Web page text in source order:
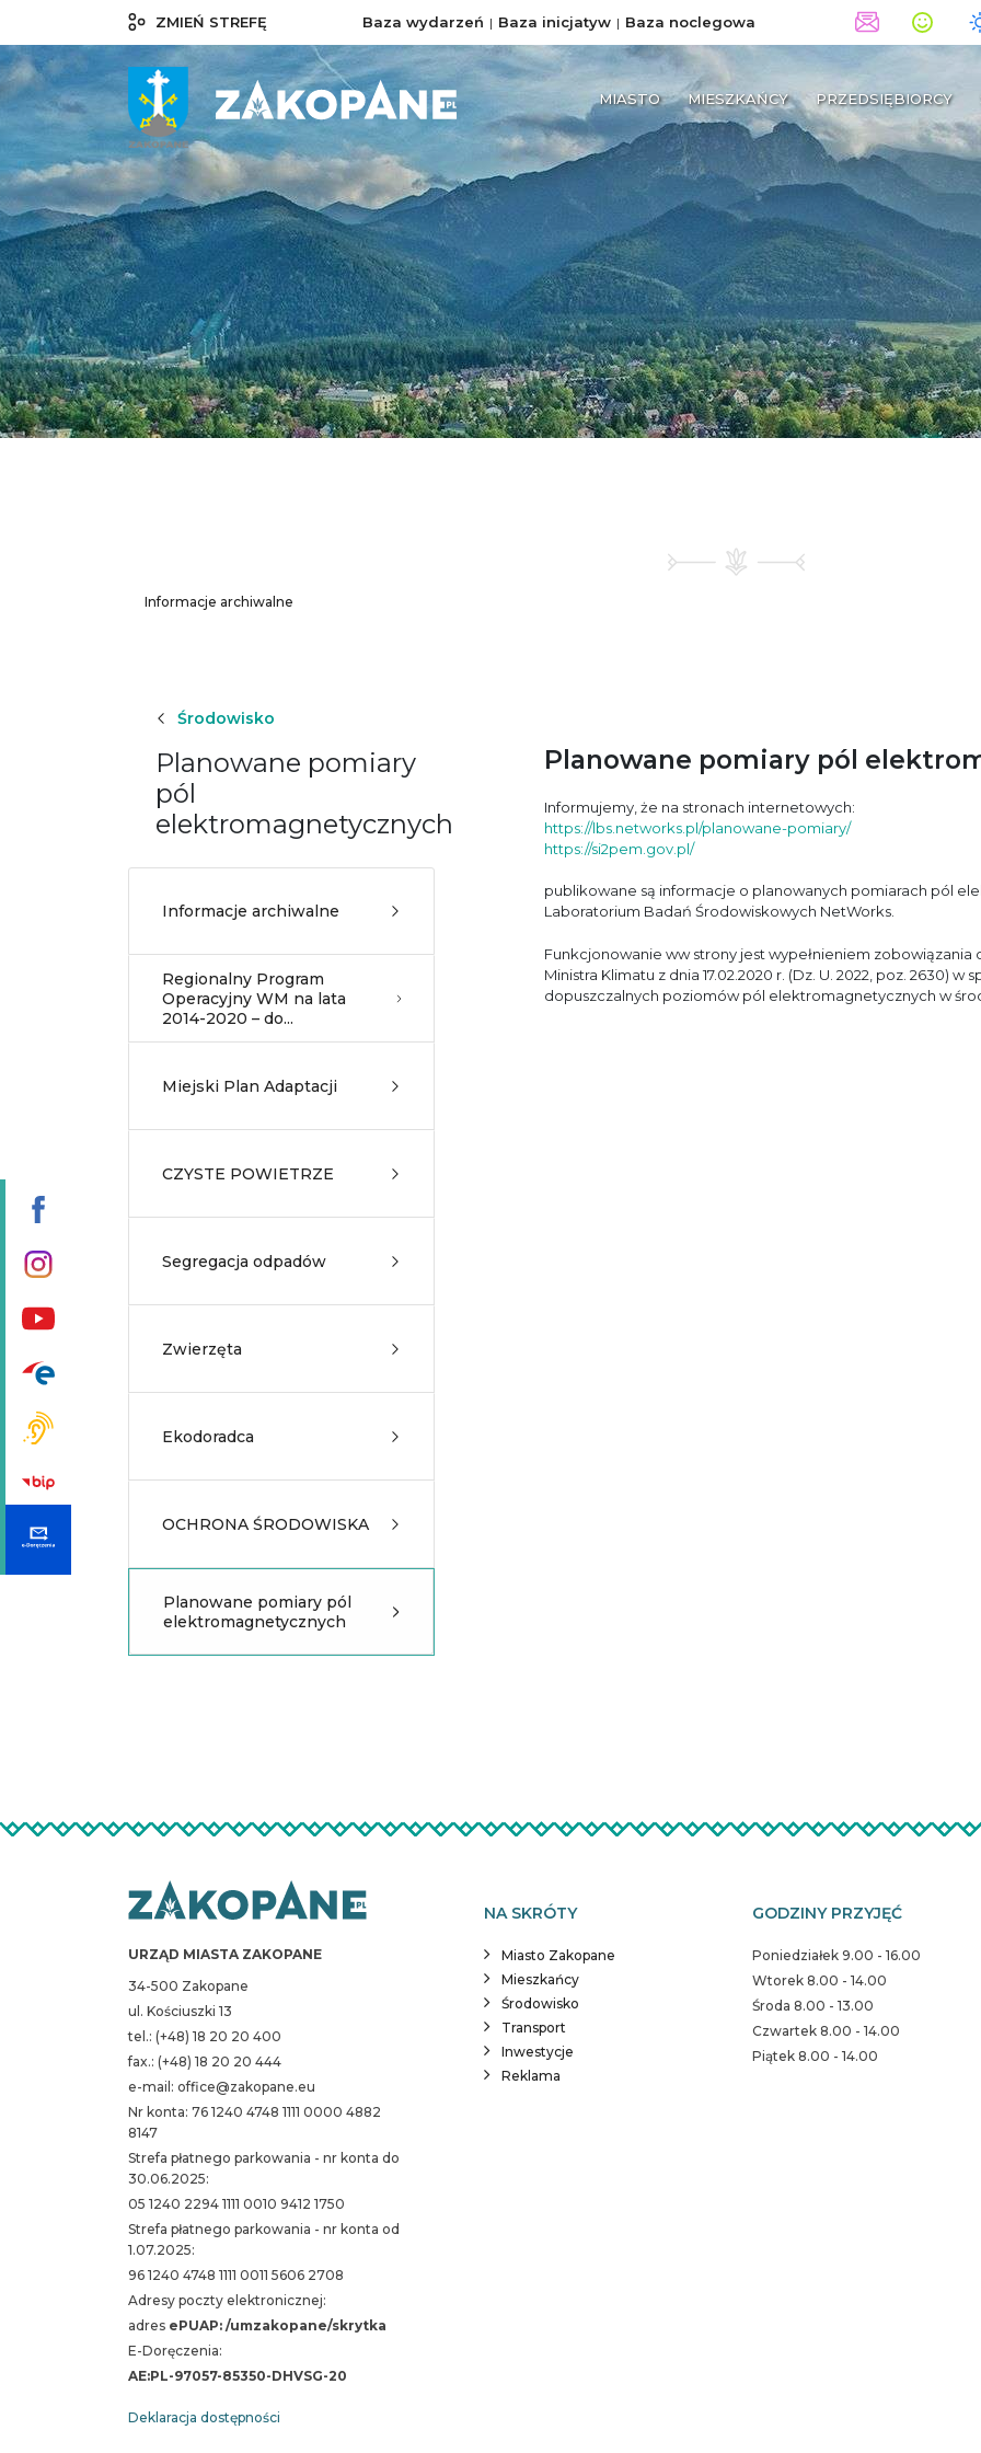
ZMIEŃ STREFĘ Baza wydarzeń Baza inicjatyw Baza noclegowa
MIASTO MIESZKAŃCY PRZEDSIĘBIORCY
Informacje archiwalne
Środowisko
Planowane pomiary
pól
elektromagnetycznych
Informacje archiwalne
Regionalny Program
Operacyjny WM na lata
2014-2020 – do...
Miejski Plan Adaptacji
CZYSTE POWIETRZE
Segregacja odpadów
Zwierzęta
Ekodoradca
OCHRONA ŚRODOWISKA
Planowane pomiary pól
elektromagnetycznych
Planowane pomiary pól
Informujemy, że na stronach internetowych:
https://lbs.networks.pl/planowane-pomiary/
https://si2pem.gov.pl/
publikowane są informacje o planowanych pomiarach pól
Laboratorium Badań Środowiskowych NetWorks.
Funkcjonowanie ww strony jest wypełnieniem zobowiązania
Ministra Klimatu z dnia 17.02.2020 r. (Dz. U. 2022, poz. 2630)
dopuszczalnych poziomów pól elektromagnetycznych w
URZĄD MIASTA ZAKOPANE
34-500 Zakopane
ul. Kościuszki 13
tel.: (+48) 18 20 20 400
fax.: (+48) 18 20 20 444
e-mail: office@zakopane.eu
Nr konta: 76 1240 4748 1111 0000 4882
8147
Strefa płatnego parkowania - nr konta do
30.06.2025:
05 1240 2294 1111 0010 9412 1750
Strefa płatnego parkowania - nr konta od
1.07.2025:
96 1240 4748 1111 0011 5606 2708
Adresy poczty elektronicznej:
adres ePUAP: /umzakopane/skrytka
E-Doręczenia:
AE:PL-97057-85350-DHVSG-20
Deklaracja dostępności
NA SKRÓTY
Miasto Zakopane
Mieszkańcy
Środowisko
Transport
Inwestycje
Reklama
GODZINY PRZYJĘĆ
Poniedziałek 9.00 - 16.00
Wtorek 8.00 - 14.00
Środa 8.00 - 13.00
Czwartek 8.00 - 14.00
Piątek 8.00 - 14.00